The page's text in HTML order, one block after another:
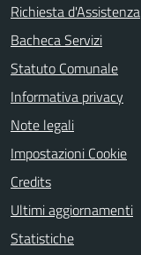
Richiesta d'Assistenza
Bacheca Servizi
Statuto Comunale
Informativa privacy
Note legali
Impostazioni Cookie
Credits
Ultimi aggiornamenti
Statistiche